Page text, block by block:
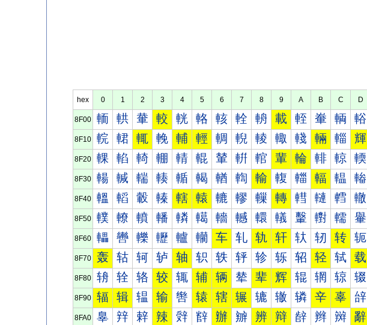
hex 0 1 2 3 4 5 6 7 8 9 A B C D
8F00 輀 輁 輂 較 輄 輅 輆 輇 輈 載 輊 輋 輌 輍
8F10 輐 輑 輒 輓 輔 輕 輖 輗 輘 輙 輚 輛 輜 輝
8F20 輠 輡 輢 輣 輤 輥 輦 輧 輨 輩 輪 輫 輬 輭
8F30 輰 輱 輲 輳 輴 輵 輶 輷 輸 輹 輺 輻 輼 輽
8F40 轀 轁 轂 轃 轄 轅 轆 轇 轈 轉 轊 轋 轌 轍
8F50 轐 轑 轒 轓 轔 轕 轖 轗 轘 轙 轚 轛 轜 轝
8F60 轠 轡 轢 轣 轤 轥 车 轧 轨 轩 轪 轫 转 轭
8F70 轰 轱 轲 轳 轴 轵 轶 轷 轸 轹 轺 轻 轼 载
8F80 辀 辁 辂 较 辄 辅 辆 辇 辈 辉 辊 辋 辌 辍
8F90 辐 辑 辒 输 辔 辕 辖 辗 辘 辙 辚 辛 辜 辝
8FA0 辠 辡 辢 辣 辤 辥 辦 辧 辨 辩 辪 辫 辬 辭